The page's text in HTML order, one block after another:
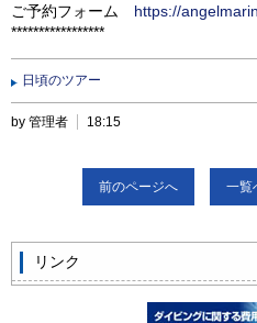
ご予約フォーム https://
*****************
日頃のツアー
by 管理者 18:15
前のページへ 一覧
リンク